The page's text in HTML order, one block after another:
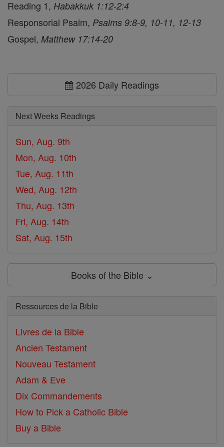
Reading 1, Habakkuk 1:12-2:4
Responsorial Psalm, Psalms 9:8-9, 10-11, 12-13
Gospel, Matthew 17:14-20
2026 Daily Readings
Next Weeks Readings
Sun, Aug. 9th
Mon, Aug. 10th
Tue, Aug. 11th
Wed, Aug. 12th
Thu, Aug. 13th
Fri, Aug. 14th
Sat, Aug. 15th
Books of the Bible ⌄
Ressources de la Bible
Livres de la Bible
Ancien Testament
Nouveau Testament
Adam & Eve
Dix Commandements
How to Pick a Catholic Bible
Buy a Bible